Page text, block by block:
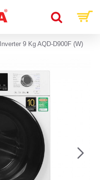
9 Kg AQD-D900F (W)